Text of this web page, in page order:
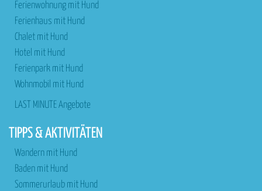
Ferienwohnung mit Hund
Ferienhaus mit Hund
Chalet mit Hund
Hotel mit Hund
Ferienpark mit Hund
Wohnmobil mit Hund
LAST MINUTE Angebote
TIPPS & AKTIVITÄTEN
Wandern mit Hund
Baden mit Hund
Sommerurlaub mit Hund